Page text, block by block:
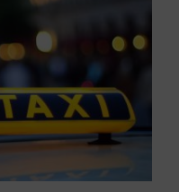
розташоване на
столиком,
стіни храму Зевса
поховання, п...